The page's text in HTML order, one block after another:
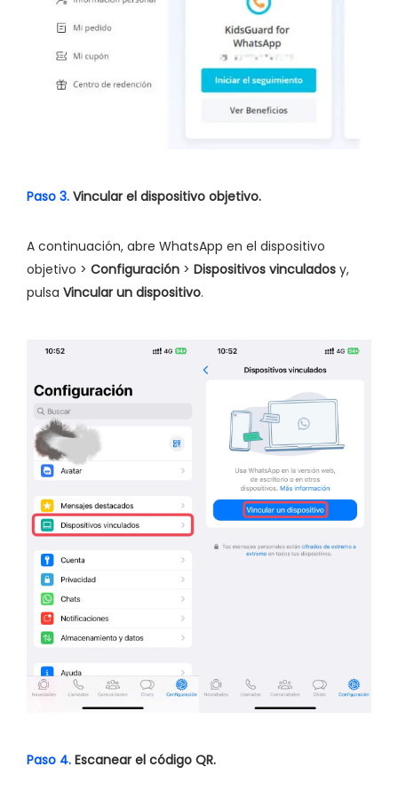
Paso 3. Vincular el dispositivo objetivo.
A continuación, abre WhatsApp en el dispositivo
objetivo > Configuración > Dispositivos vinculados y,
pulsa Vincular un dispositivo.
Paso 4. Escanear el código QR.